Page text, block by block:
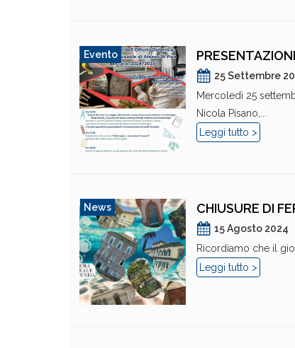
Evento
25 Settembre
Mercoledì 25
Nicola Pisano,...
Leggi tutto >
News CHIUSURE DI
15 Agosto 2024
Ricordiamo che il
Leggi tutto >